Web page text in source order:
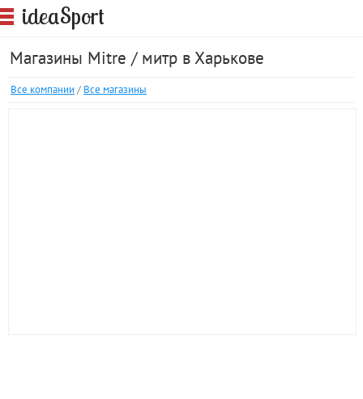
ideaSport
Магазины Mitre / митр в Харькове
Все компании / Все магазины